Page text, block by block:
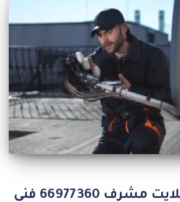
رقم فني ستلايت مشرف 66977360 فني